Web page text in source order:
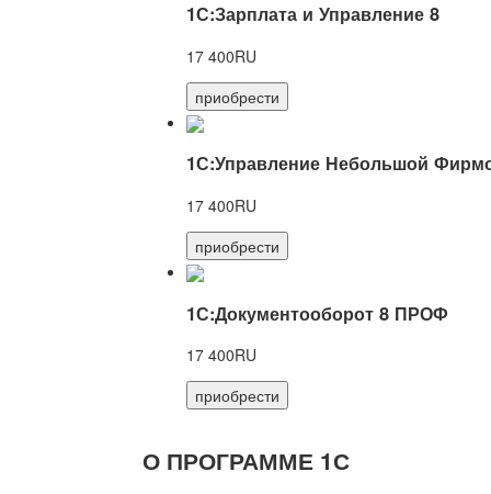
1С:Зарплата и Управление 8
17 400RU
приобрести
1С:Управление Небольшой
17 400RU
приобрести
1С:Документооборот 8 ПРОФ
17 400RU
приобрести
О ПРОГРАММЕ 1С